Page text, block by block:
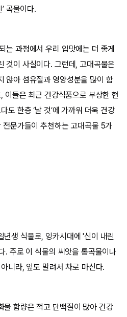
곡물이다.
는 과정에서 우리 입맛에는 더 좋게
것이 사실이다. 그런데, 고대곡물은
않아 섬유질과 영양성분을 많이 함
이들은 최근 건강식품으로 부상한 현
도 한층 ‘날 것’에 가까워 더욱 건강
문가들이 추천하는 고대곡물 5가
생 식물로, 잉카시대에 '신이 내린
. 주로 이 식물의 씨앗을 통곡물이나
니라, 잎도 말려서 차로 마신다.
물 함량은 적고 단백질이 많아 건강